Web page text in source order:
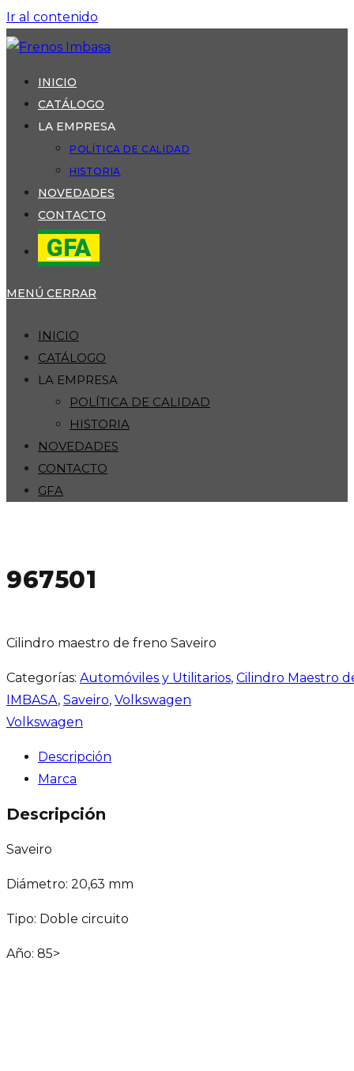
Ir al contenido
INICIO
CATÁLOGO
LA EMPRESA
POLÍTICA DE CALIDAD
HISTORIA
NOVEDADES
CONTACTO
GFA
MENÚ CERRAR
INICIO
CATÁLOGO
LA EMPRESA
POLÍTICA DE CALIDAD
HISTORIA
NOVEDADES
CONTACTO
GFA
967501
Cilindro maestro de freno Saveiro
Categorías: Automóviles y Utilitarios, Cilindro Maestro
IMBASA, Saveiro, Volkswagen
Volkswagen
Descripción
Marca
Descripción
Saveiro
Diámetro: 20,63 mm
Tipo: Doble circuito
Año: 85>